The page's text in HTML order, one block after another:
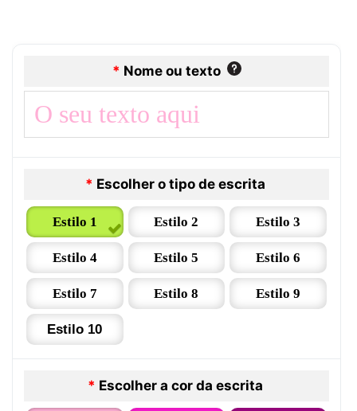
* Nome ou texto
* Escolher o tipo de escrita
Estilo 1 Estilo 2 Estilo 3
Estilo 4 Estilo 5 Estilo 6
Estilo 7 Estilo 8 Estilo 9
Estilo 10
* Escolher a cor da escrita